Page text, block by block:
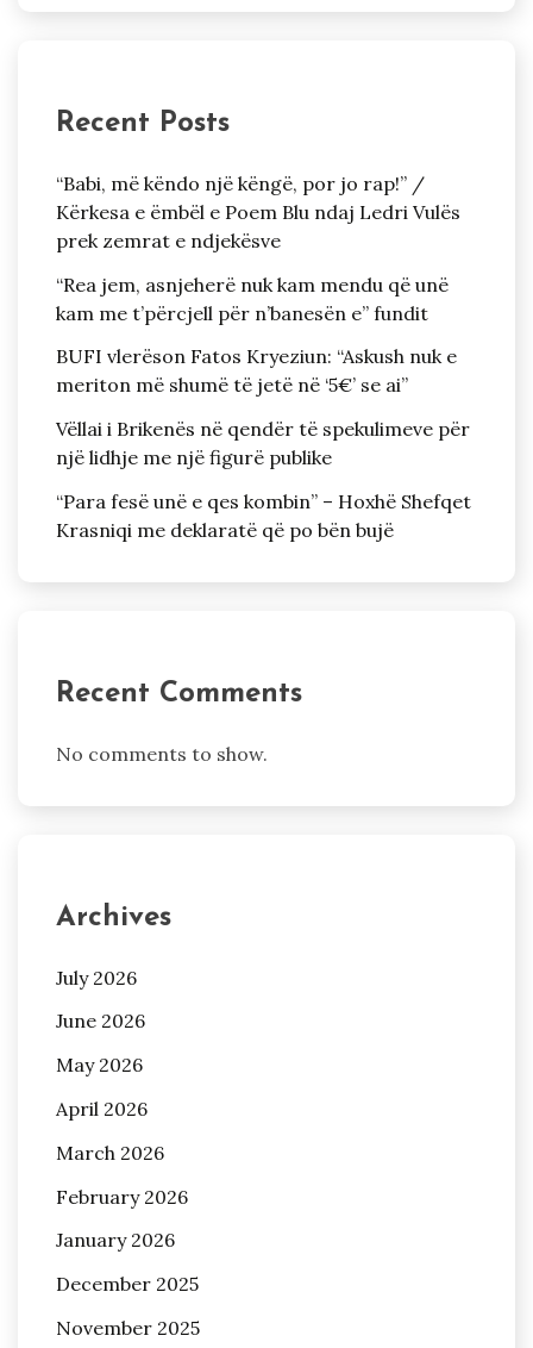
Recent Posts
“Babi, më këndo një këngë, por jo rap!” /
Kërkesa e ëmbël e Poem Blu ndaj Ledri Vulës
prek zemrat e ndjekësve
“Rea jem, asnjeherë nuk kam mendu që unë
kam me t’përcjell për n’banesën e” fundit
BUFI vlerëson Fatos Kryeziun: “Askush nuk e
meriton më shumë të jetë në ‘5€’ se ai”
Vëllai i Brikenës në qendër të spekulimeve për
një lidhje me një figurë publike
“Para fesë unë e qes kombin” – Hoxhë Shefqet
Krasniqi me deklaratë që po bën bujë
Recent Comments
No comments to show.
Archives
July 2026
June 2026
May 2026
April 2026
March 2026
February 2026
January 2026
December 2025
November 2025